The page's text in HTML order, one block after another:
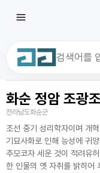
최근 검색어
화순 정암 조광
전라남도화순군
조선 중기 성리학자이며 개
기묘사화로 인해 능성에 귀
추모코자 세운 것이 적려유
한 인물의 옛 자취를 밝히어